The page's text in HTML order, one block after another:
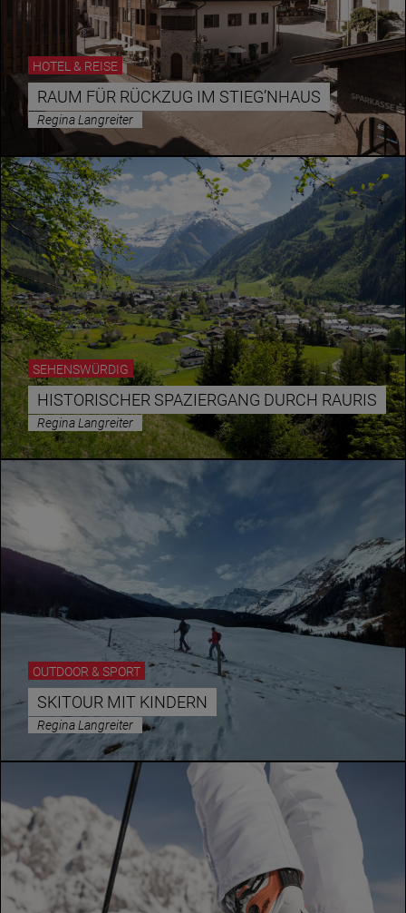
HOTEL & REISE
RAUM FÜR RÜCKZUG IM STIEG’NHAUS
Regina Langreiter
SEHENSWÜRDIG
HISTORISCHER SPAZIERGANG DURCH RAURIS
Regina Langreiter
OUTDOOR & SPORT
SKITOUR MIT KINDERN
Regina Langreiter